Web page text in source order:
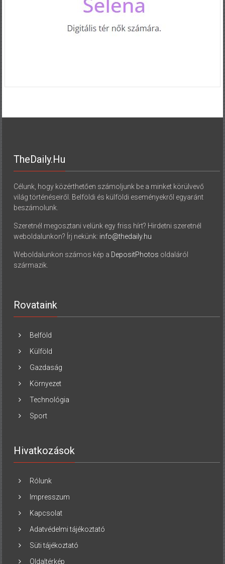
TheDaily.hu
Célunk, hogy közérthetően számoljunk be a minket körülvevő
világ történéseiről. Belföldi és külföldi eseményekről egyaránt
beszámolunk.
Szeretnél megosztani velünk egy friss hírt? Hirdetni szeretnél
weboldalunkon? Írj nekünk: info@thedaily.hu
Weboldalunkon számos kép a DepositPhotos oldaláról
származik.
Rovataink
Belföld
Külföld
Gazdaság
Környezet
Technológia
Sport
Hivatkozások
Rólunk
Impresszum
Kapcsolat
Adatvédelmi tájékoztató
Süti tájékoztató
Oldaltérkép